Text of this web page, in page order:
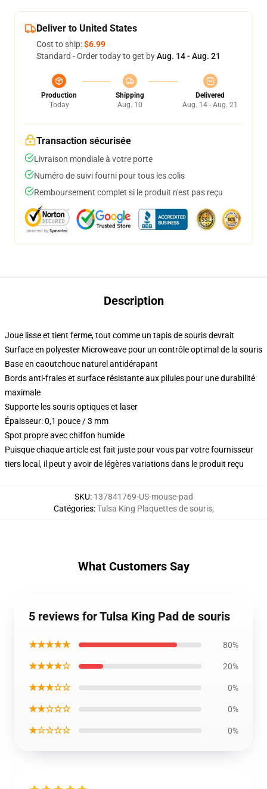
Deliver to United States
Cost to ship:$6.99
Standard - Order today to get byAug. 14 - Aug. 21
Production
Today
Shipping
Aug. 10
Delivered
Aug. 14 - Aug. 21
Transaction sécurisée
Livraison mondiale à votre porte
Numéro de suivi fourni pour tous les colis
Remboursement complet si le produit n'est pas reçu
Description
Joue lisse et tient ferme, tout comme un tapis de souris devrait
Surface en polyester Microweave pour un contrôle optimal de la souris
Base en caoutchouc naturel antidérapant
Bords anti-fraies et surface résistante aux pilules pour une durabilité
maximale
Supporte les souris optiques et laser
Épaisseur: 0,1 pouce / 3 mm
Spot propre avec chiffon humide
Puisque chaque article est fait juste pour vous par votre fournisseur
tiers local, il peut y avoir de légères variations dans le produit reçu
SKU: 137841769-US-mouse-pad
Catégories:Tulsa King Plaquettes de souris,
What Customers Say
5 reviews for Tulsa King Pad de souris
★★★★★ 80%
★★★★☆ 20%
★★★☆☆ 0%
★★☆☆☆ 0%
★☆☆☆☆ 0%